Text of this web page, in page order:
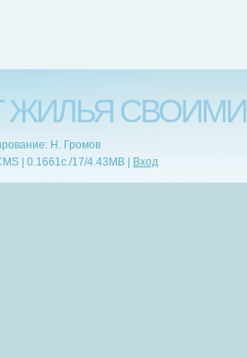
ЖИЛЬЯ
Н. Громов
| 0.1661c. /17/4.43MB | Вход